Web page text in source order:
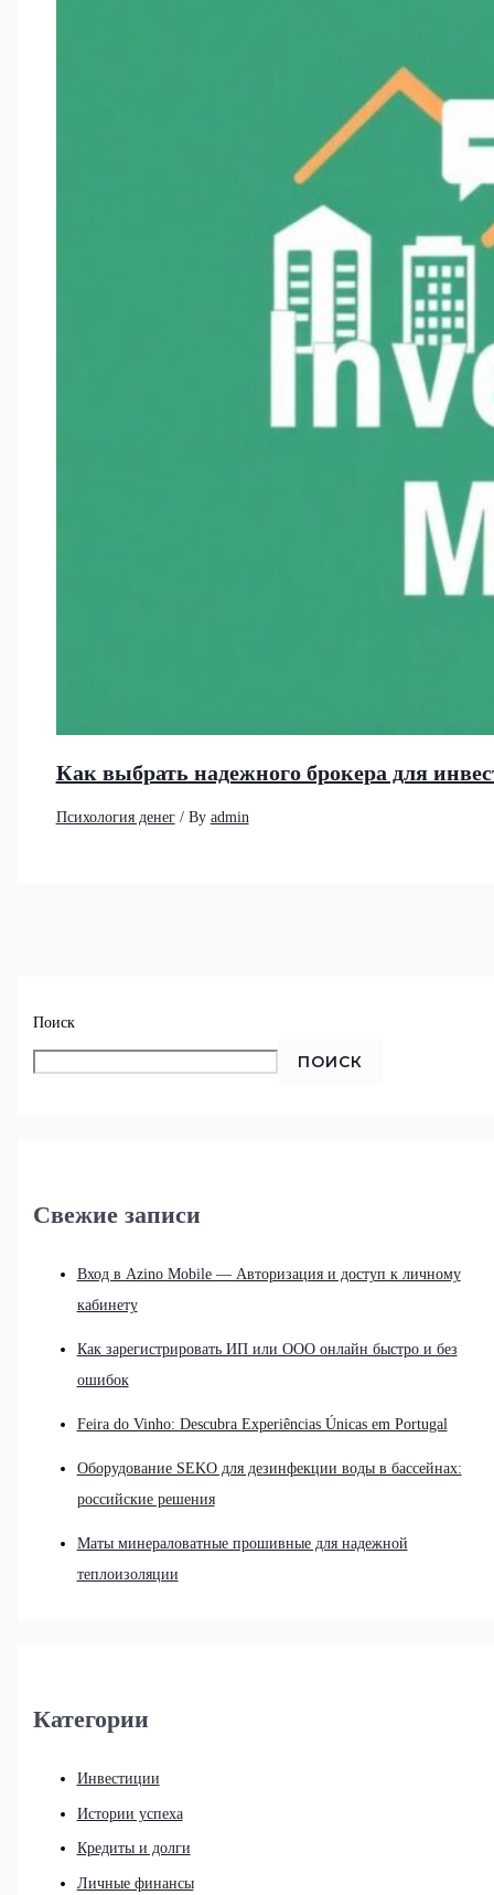
Поиск
ПОИСК
Свежие записи
Вход в Azino Mobile — Авторизация и доступ к личному
кабинету
Как зарегистрировать ИП или ООО онлайн быстро и без
ошибок
Feira do Vinho: Descubra Experiências Únicas em Portugal
Оборудование SEKO для дезинфекции воды в бассейнах:
российские решения
Маты минераловатные прошивные для надежной
теплоизоляции
Категории
Инвестиции
Истории успеха
Кредиты и долги
Личные финансы
Как выбрать надежного брокера для
Психология денег/ By admin